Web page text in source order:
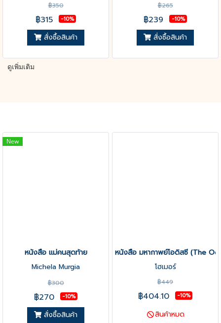
฿350
฿315 -10%
สั่งซื้อสินค้า
฿265
฿239 -10%
สั่งซื้อสินค้า
ดูเพิ่มเติม
New
หนังสือ แม่คนสุดท้าย
Michela Murgia
฿300
฿270 -10%
สั่งซื้อสินค้า
หนังสือ มหากาพย์โอดิสซี (The
โฮเมอร์
฿449
฿404.10 -10%
สินค้าหมด